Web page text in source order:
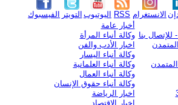
الفيسبوك التويتر اليوتيوب RSS الانستغرام
للإتصال بنا
أخبار عامة
وكالة أنباء المرأة
اخبار الأدب والفن
وكالة أنباء اليسار
وكالة أنباء العلمانية
وكالة أنباء العمال
وكالة أنباء حقوق الإنسان
اخبار الرياضة
اخبار الاقتصاد